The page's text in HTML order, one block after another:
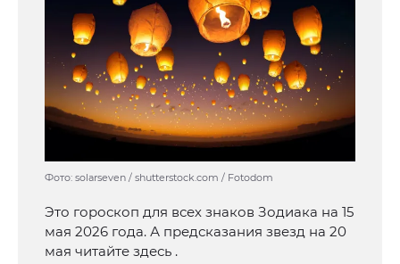
Фото: solarseven / shutterstock.com / Fotodom
Это гороскоп для всех знаков Зодиака на 15
мая 2026 года. А предсказания звезд на 20
мая читайте здесь .